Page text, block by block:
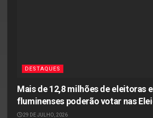
DESTAQUES
Mais de 12,8 milhões de eleitoras
fluminenses poderão votar nas
29 DE JULHO, 2026